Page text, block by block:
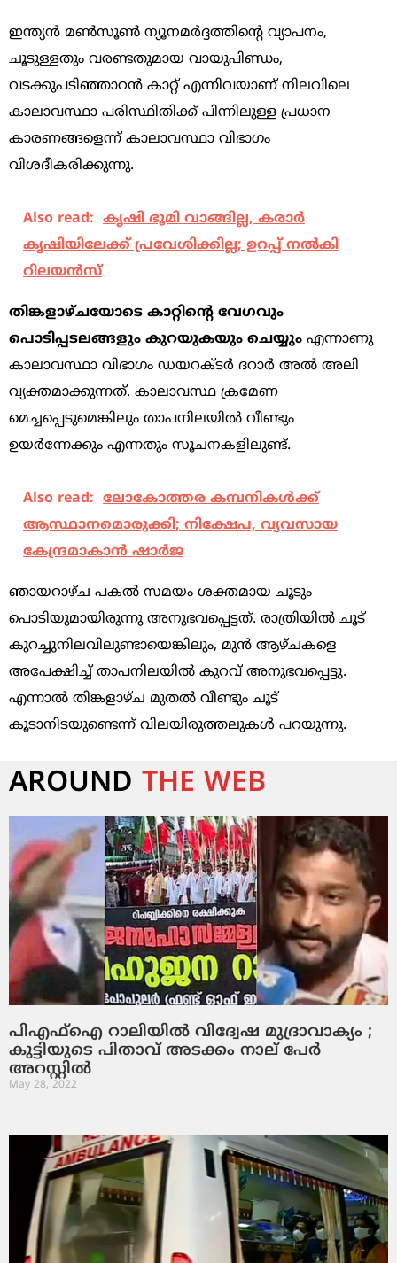
ഇന്ത്യൻ മൺസൂൺ ന്യൂനമർദ്ദത്തിന്റെ വ്യാപനം,
ചൂടുള്ളതും വരണ്ടതുമായ വായുപിണ്ഡം,
വടക്കുപടിഞ്ഞാറൻ കാറ്റ് എന്നിവയാണ് നിലവിലെ
കാലാവസ്ഥാ പരിസ്ഥിതിക്ക് പിന്നിലുള്ള പ്രധാന
കാരണങ്ങളെന്ന് കാലാവസ്ഥാ വിഭാഗം
വിശദീകരിക്കുന്നു.
Also read: കൃഷി ഭൂമി വാങ്ങില്ല, കരാര്‍
കൃഷിയിലേക്ക് പ്രവേശിക്കില്ല; ഉറപ്പ് നല്‍കി
റിലയന്‍സ്
തിങ്കളാഴ്ചയോടെ കാറ്റിന്റെ വേഗവും
പൊടിപ്പടലങ്ങളും കു​റ​യു​ക​യും ചെയ്യും എന്നാണു
കാലാവസ്ഥാ വിഭാഗം ഡയറക്ടർ ദറാർ അൽ അലി
വ്യക്തമാക്കുന്നത്. കാലാവസ്ഥ ക്രമേണ
മെച്ചപ്പെടുമെങ്കിലും താപനിലയിൽ വീണ്ടും
ഉയർന്നേക്കും എന്നതും സൂചനകളിലുണ്ട്.
Also read: ലോകോത്തര കമ്പനികൾക്ക്
ആസ്ഥാനമൊരുക്കി; നിക്ഷേപ, വ്യവസായ
കേന്ദ്രമാകാ‍ൻ ഷാർജ
ഞായറാഴ്ച പകൽ സമയം ശക്തമായ ചൂടും
പൊടിയുമായിരുന്നു അനുഭവപ്പെട്ടത്. രാത്രിയിൽ ചൂട്
കുറച്ചുനിലവിലുണ്ടായെങ്കിലും, മുൻ ആഴ്ചകളെ
അപേക്ഷിച്ച് താപനിലയിൽ കുറവ് അനുഭവപ്പെട്ടു.
എന്നാൽ തിങ്കളാഴ്ച മുതൽ വീണ്ടും ചൂട്
കൂടാനിടയുണ്ടെന്ന് വിലയിരുത്തലുകൾ പറയുന്നു.
AROUND THE WEB
പിഎഫ്‌ഐ റാലിയില്‍ വിദ്വേഷ മുദ്രാവാക്യം ;
കുട്ടിയുടെ പിതാവ് അടക്കം നാല് പേര്‍
അറസ്റ്റില്‍
May 28, 2022